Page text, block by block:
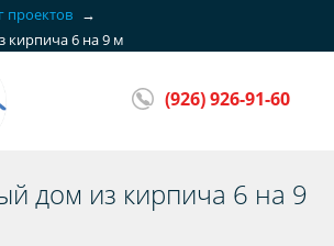
проектов →
кирпича 6 на 9 м
(926) 926-91-60
дом из кирпича 6 на 9